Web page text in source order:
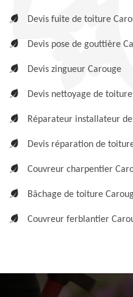
Devis fuite de toiture
Devis pose de gouttière
Devis zingueur Carouge
Devis nettoyage de
Réparateur installateur
Devis réparation de
Couvreur charpentier
Bâchage de toiture
Couvreur ferblantier